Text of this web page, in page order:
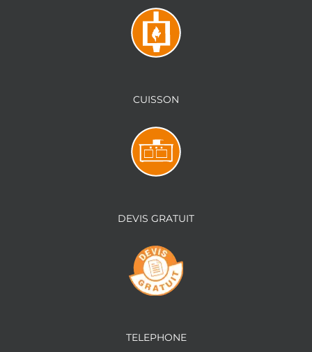
CUISSON
DEVIS GRATUIT
TELEPHONE